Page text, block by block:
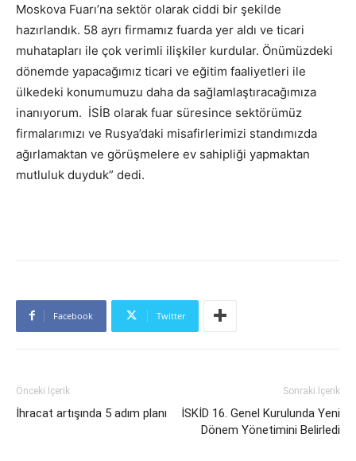
Moskova Fuarı’na sektör olarak ciddi bir şekilde
hazırlandık. 58 ayrı firmamız fuarda yer aldı ve ticari
muhatapları ile çok verimli ilişkiler kurdular. Önümüzdeki
dönemde yapacağımız ticari ve eğitim faaliyetleri ile
ülkedeki konumumuzu daha da sağlamlaştıracağımıza
inanıyorum. İSİB olarak fuar süresince sektörümüz
firmalarımızı ve Rusya’daki misafirlerimizi standımızda
ağırlamaktan ve görüşmelere ev sahipliği yapmaktan
mutluluk duyduk” dedi.
Facebook Twitter
Önceki İçerik
İhracat artışında 5 adım planı
Sonraki İçerik
İSKİD 16. Genel Kurulunda Yeni
Dönem Yönetimini Belirledi